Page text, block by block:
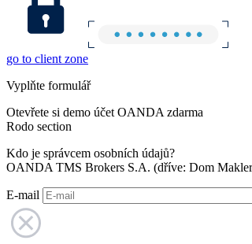
go to client zone
Vyplňte formulář
Otevřete si demo účet OANDA zdarma
Rodo section
Kdo je správcem osobních údajů?
OANDA TMS Brokers S.A. (dříve: Dom
E-mail